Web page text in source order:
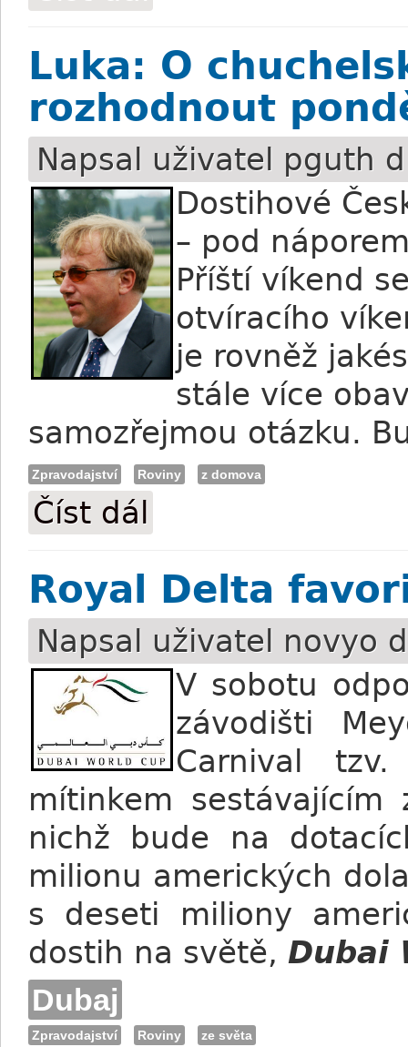
Luka: O
rozhodnout
Napsal uživatel pguth
Dostihové
– pod
Příští víkend
otvíracího
je rovněž
stále více
samozřejmou otázku.
Zpravodajství Roviny z domova
Číst dál
Royal Delta
Napsal uživatel novyo
V sobotu
závodišti
Carnival
mítinkem
nichž bude na
milionu amerických
s deseti miliony
dostih na světě, Dubai
Dubaj
Zpravodajství Roviny ze světa